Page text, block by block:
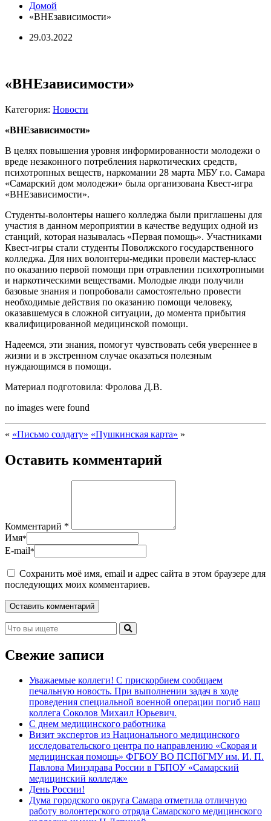
Домой
«ВНЕзависимости»
29.03.2022
«ВНЕзависимости»
Категория: Новости
«ВНЕзависимости»
В целях повышения уровня информированности молодежи о
вреде незаконного потребления наркотических средств,
психотропных веществ, наркомании 28 марта МБУ г.о. Самара
«Самарский дом молодежи» была организована Квест-игра
«ВНЕзависимости».
Студенты-волонтеры нашего колледжа были приглашены для
участия в данном мероприятии в качестве ведущих одной из
станций, которая называлась «Первая помощь». Участниками
Квест-игры стали студенты Поволжского государственного
колледжа. Для них волонтеры-медики провели мастер-класс
по оказанию первой помощи при отравлении психотропными
и наркотическими веществами. Молодые люди получили
базовые знания и попробовали самостоятельно провести
необходимые действия по оказанию помощи человеку,
оказавшемуся в сложной ситуации, до момента прибытия
квалифицированной медицинской помощи.
Надеемся, эти знания, помогут чувствовать себя увереннее в
жизни и в экстренном случае оказаться полезным
нуждающимся в помощи.
Материал подготовила: Фролова Д.В.
no images were found
« «Письмо солдату» «Пушкинская карта» »
Оставить комментарий
Комментарий *
Имя*
E-mail*
Сохранить моё имя, email и адрес сайта в этом браузере для
последующих моих комментариев.
Свежие записи
Уважаемые коллеги! С прискорбием сообщаем
печальную новость. При выполнении задач в ходе
проведения специальной военной операции погиб наш
коллега Соколов Михаил Юрьевич.
С днем медицинского работника
Визит экспертов из Национального медицинского
исследовательского центра по направлению «Скорая и
медицинская помощь» ФГБОУ ВО ПСПбГМУ им. И. П.
Павлова Минздрава России в ГБПОУ «Самарский
медицинский колледж»
День России!
Дума городского округа Самара отметила отличную
работу волонтерского отряда Самарского медицинского